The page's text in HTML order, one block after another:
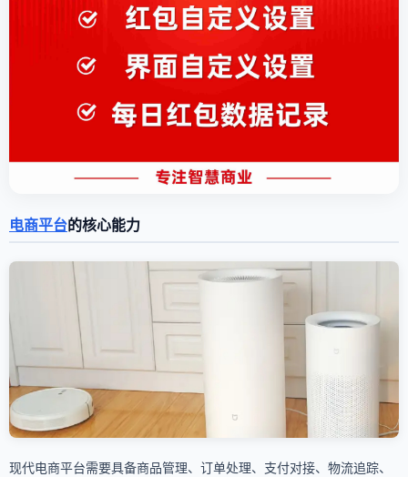
电商平台的核心能力
现代电商平台需要具备商品管理、订单处理、支付对接、物流追踪、